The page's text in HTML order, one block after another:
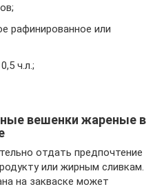
рафинированное или
ч.л.;
вешенки жареные в
отдать предпочтение
или жирным сливкам.
на закваске может